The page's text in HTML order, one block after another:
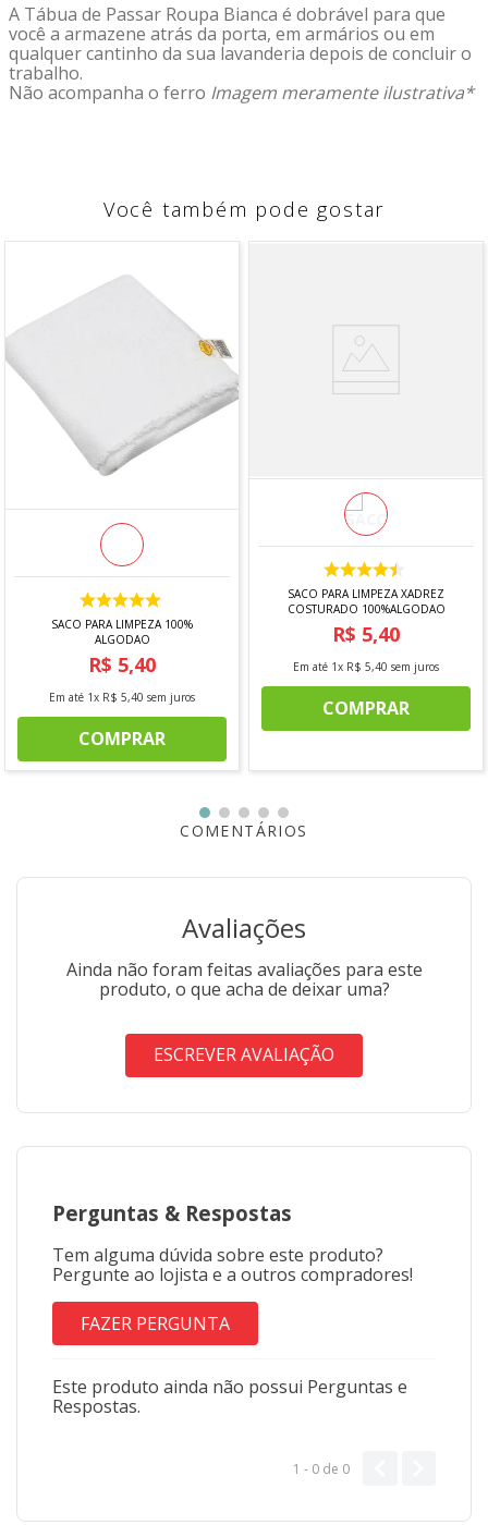
A Tábua de Passar Roupa Bianca é dobrável para que
você a armazene atrás da porta, em armários ou em
qualquer cantinho da sua lavanderia depois de concluir o
trabalho.
Não acompanha o ferro Imagem meramente ilustrativa*
Você também pode gostar
SACO PARA LIMPEZA 100%
ALGODAO
R$ 5,40
Em até 1x R$ 5,40 sem juros
COMPRAR
SACO PARA LIMPEZA XADREZ
COSTURADO 100%ALGODAO
R$ 5,40
Em até 1x R$ 5,40 sem juros
COMPRAR
COMENTÁRIOS
Avaliações
Ainda não foram feitas avaliações para este
produto, o que acha de deixar uma?
ESCREVER AVALIAÇÃO
Perguntas & Respostas
Tem alguma dúvida sobre este produto?
Pergunte ao lojista e a outros compradores!
FAZER PERGUNTA
Este produto ainda não possui Perguntas e
Respostas.
1 - 0 de 0